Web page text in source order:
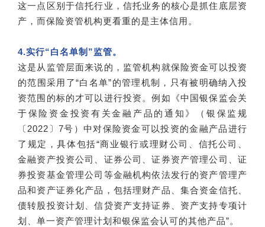
这一点区别于信托行业，信托业务的核心是抓住底层资
产，而保险资管机构更看重的是主体信用。
4.实行“白名单制”监管。
这是从监管层面来说的，监管机构就保险资金可以投资
的范围采用了“白名单”的管理机制，只有被明确纳入投
资范围的标的才可以进行投资。例如《中国银保监会关
于保险资金投资有关金融产品的通知》（银保监规
〔2022〕7号）中对保险资金可以投资的金融产品进行
了规定，具体包括“商业银行或理财公司、信托公司、
金融资产投资公司、证券公司、证券资产管理公司、证
券投资基金管理公司等金融机构依法发行的资产管理产
品和资产证券化产品，包括理财产品、集合资金信托、
债转股投资计划、信贷资产支持证券、资产支持专项计
划、单一资产管理计划和银保监会认可的其他产品”。